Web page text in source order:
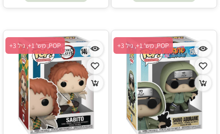
POP, מש' 1+, גיל 3+ POP, מש' 1+, גיל 3+